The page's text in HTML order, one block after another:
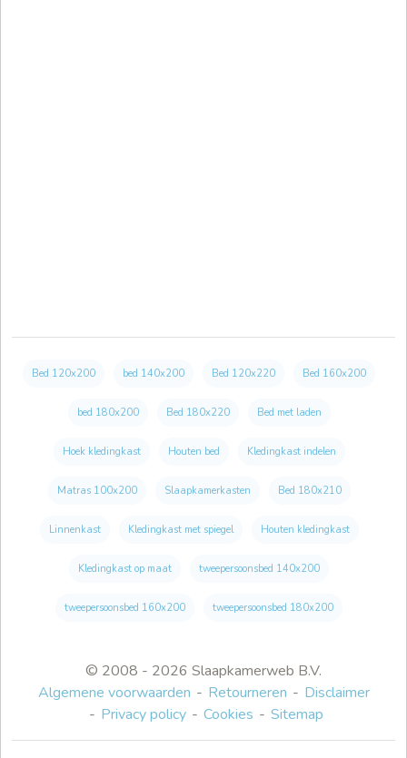
© 2008 - 2026 Slaapkamerweb B.V.
Algemene voorwaarden
Retourneren
Disclaimer
Privacy policy
Cookies Sitemap
Bed 120x200 bed 140x200 Bed 120x220 Bed 160x200
bed 180x200 Bed 180x220 Bed met laden
Hoek kledingkast Houten bed Kledingkast indelen
Matras 100x200 Slaapkamerkasten Bed 180x210
Linnenkast Kledingkast met spiegel Houten kledingkast
Kledingkast op maat tweepersoonsbed 140x200
tweepersoonsbed 160x200 tweepersoonsbed 180x200